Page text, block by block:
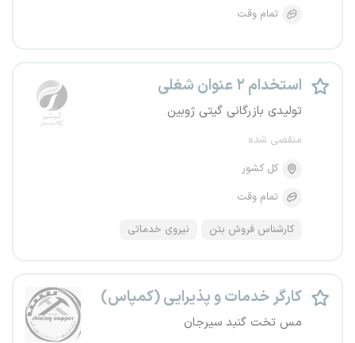
تمام وقت
استخدام ۲ عنوان شغلی
تولیدی بازرگانی گیتی ژوبین
منقضی شده
کل کشور
تمام وقت
کارشناس فروش بتن نیروی خدماتی
کارگر خدمات و پذیرایی (کمپاس)
مس تخت گنبد سیرجان